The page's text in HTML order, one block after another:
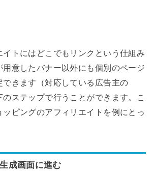
イトにはどこでもリンクという仕組み
用意したバナー以外にも個別のページ
できます（対応している広告主の
ステップで行うことができます。こ
ッピングのアフィリエイトを例にとっ
成画面に進む